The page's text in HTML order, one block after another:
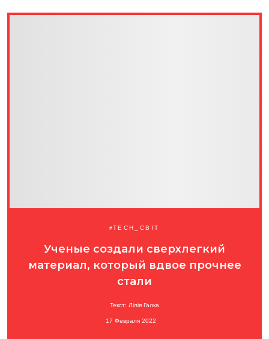
TECH_СВІТ
Ученые создали сверхлегкий
материал, который вдвое прочнее
стали
Текст: Лілія Галка
17 Февраля 2022